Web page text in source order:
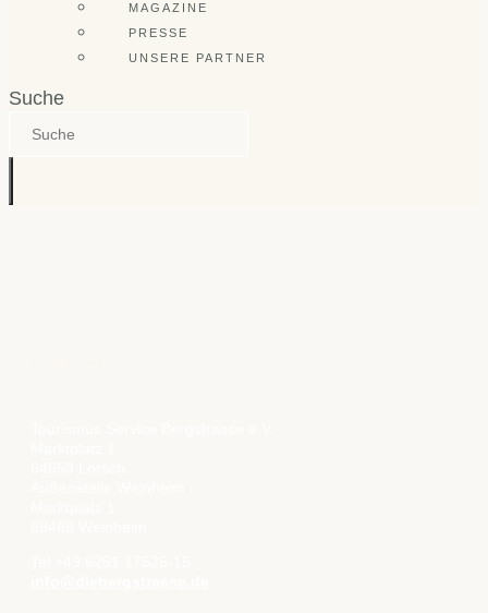
MAGAZINE
PRESSE
UNSERE PARTNER
Suche